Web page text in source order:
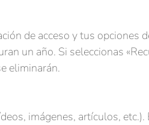
de acceso y tus opciones
un año. Si seleccionas
eliminarán.
imágenes, artículos,